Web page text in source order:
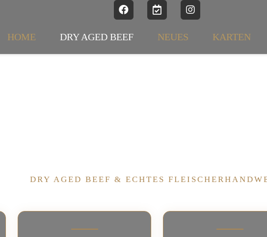
HOME DRY AGED BEEF NEUES KARTEN
DRY AGED BEEF & ECHTES